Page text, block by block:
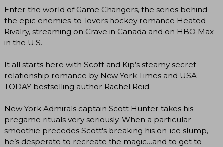
Enter the world of Game Changers, the series behind
the epic enemies-to-lovers hockey romance Heated
Rivalry, streaming on Crave in Canada and on HBO Max
in the U.S.
It all starts here with Scott and Kip’s steamy secret-
relationship romance by New York Times and USA
TODAY bestselling author Rachel Reid.
New York Admirals captain Scott Hunter takes his
pregame rituals very seriously. When a particular
smoothie precedes Scott's breaking his on-ice slump,
he’s desperate to recreate the magic…and to get to